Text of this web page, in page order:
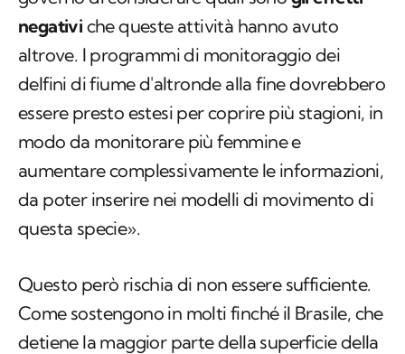
negativi che queste attività hanno avuto
altrove. I programmi di monitoraggio dei
delfini di fiume d'altronde alla fine dovrebbero
essere presto estesi per coprire più stagioni, in
modo da monitorare più femmine e
aumentare complessivamente le informazioni,
da poter inserire nei modelli di movimento di
questa specie».
Questo però rischia di non essere sufficiente.
Come sostengono in molti finché il Brasile, che
detiene la maggior parte della superficie della